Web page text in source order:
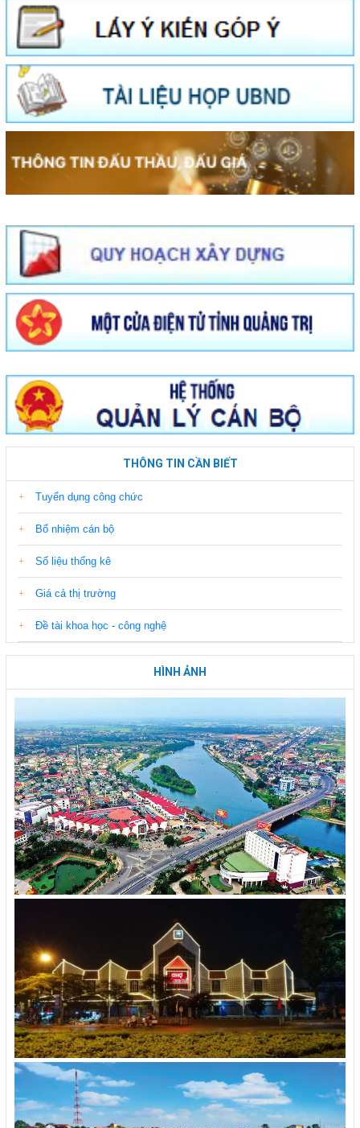
THÔNG TIN CẦN BIẾT
Tuyển dụng công chức
Bổ nhiệm cán bộ
Số liệu thống kê
Giá cả thị trường
Đề tài khoa học - công nghệ
HÌNH ẢNH